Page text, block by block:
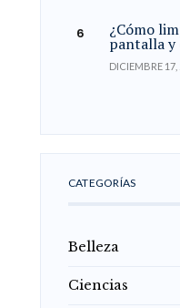
¿Cómo
pantalla
DICIEMBRE 17,
CATEGORÍAS
Belleza
Ciencias